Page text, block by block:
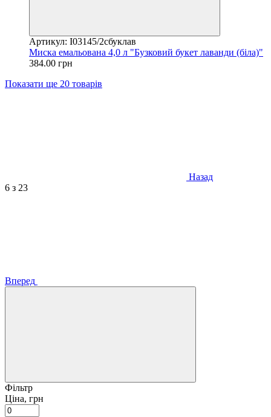
Артикул: I03145/2сбуклав
Миска емальована 4,0 л "Бузковий букет лаванди (біла)"
384.00 грн
Показати ще 20 товарів
Назад
6 з 23
Вперед
Фільтр
Ціна, грн